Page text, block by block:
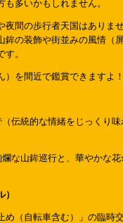
も多いかもしれません。
夜間の歩行者天国はありま
鉾の装飾や街並みの風情（
。
）を間近で鑑賞できますよ
伝統的な情緒をじっくり味
な山鉾巡行と、華やかな花
め（自転車含む）」の臨時